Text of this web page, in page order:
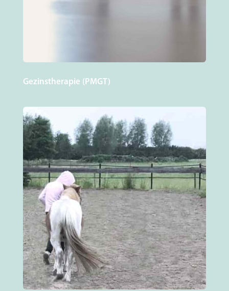
Gezinstherapie (PMGT)